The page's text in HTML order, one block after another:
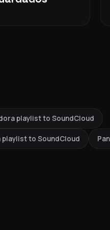
playlist to SoundCloud
to SoundCloud